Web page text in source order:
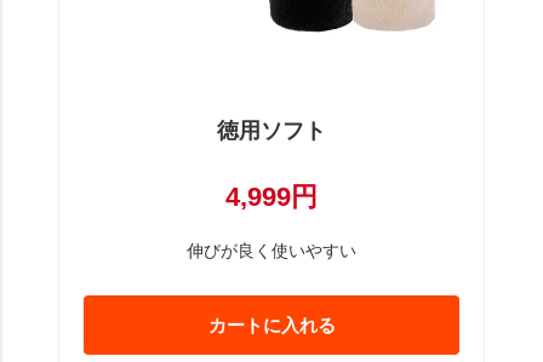
徳用ソフト
4,999円
伸びが良く使いやすい
カートに入れる